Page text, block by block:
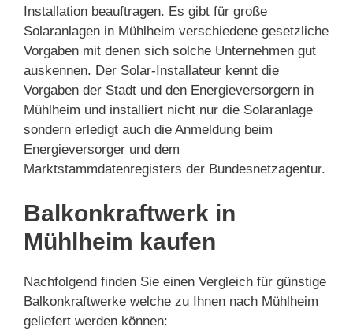
Installation beauftragen. Es gibt für große
Solaranlagen in Mühlheim verschiedene gesetzliche
Vorgaben mit denen sich solche Unternehmen gut
auskennen. Der Solar-Installateur kennt die
Vorgaben der Stadt und den Energieversorgern in
Mühlheim und installiert nicht nur die Solaranlage
sondern erledigt auch die Anmeldung beim
Energieversorger und dem
Marktstammdatenregisters der Bundesnetzagentur.
Balkonkraftwerk in
Mühlheim kaufen
Nachfolgend finden Sie einen Vergleich für günstige
Balkonkraftwerke welche zu Ihnen nach Mühlheim
geliefert werden können: